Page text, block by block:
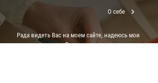
О себе
Рада видеть Вас на моем сайте, надеюсь мои
рецепты подарят Вам новые идеи и хорошее